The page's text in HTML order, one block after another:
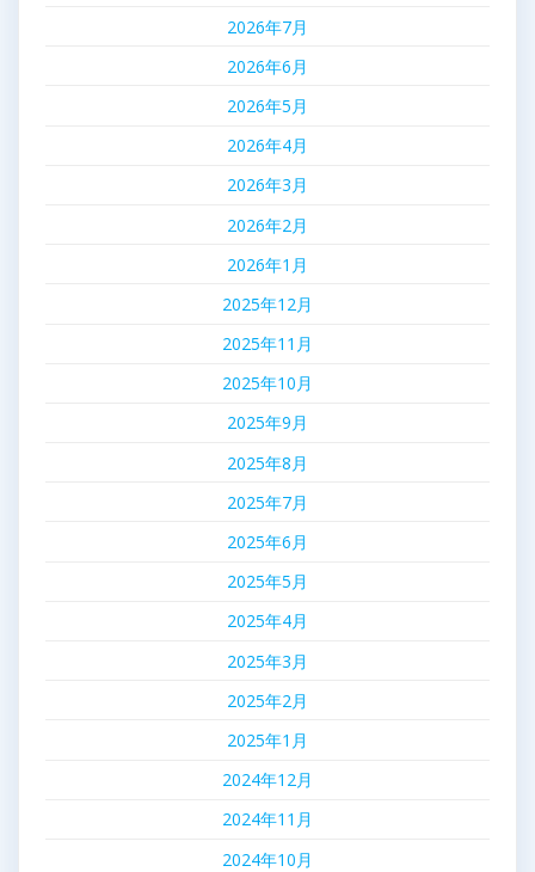
2026年7月
2026年6月
2026年5月
2026年4月
2026年3月
2026年2月
2026年1月
2025年12月
2025年11月
2025年10月
2025年9月
2025年8月
2025年7月
2025年6月
2025年5月
2025年4月
2025年3月
2025年2月
2025年1月
2024年12月
2024年11月
2024年10月